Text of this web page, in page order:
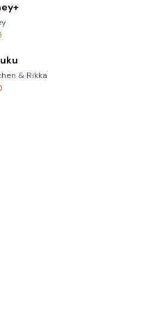
Marbels
& Rikka